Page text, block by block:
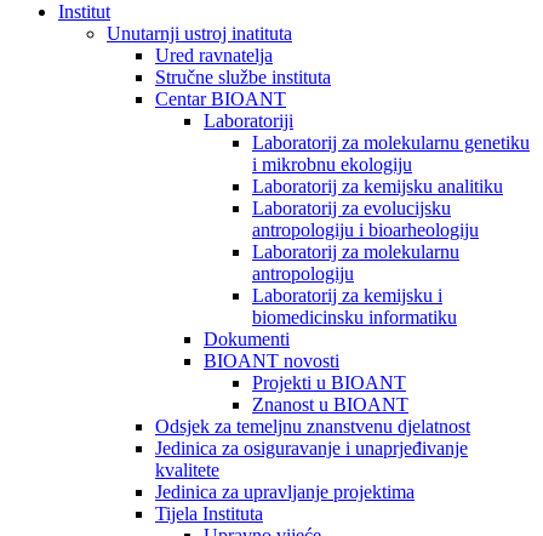
Institut
Unutarnji ustroj inatituta
Ured ravnatelja
Stručne službe instituta
Centar BIOANT
Laboratoriji
Laboratorij za molekularnu genetiku
i mikrobnu ekologiju
Laboratorij za kemijsku analitiku
Laboratorij za evolucijsku
antropologiju i bioarheologiju
Laboratorij za molekularnu
antropologiju
Laboratorij za kemijsku i
biomedicinsku informatiku
Dokumenti
BIOANT novosti
Projekti u BIOANT
Znanost u BIOANT
Odsjek za temeljnu znanstvenu djelatnost
Jedinica za osiguravanje i unaprjeđivanje
kvalitete
Jedinica za upravljanje projektima
Tijela Instituta